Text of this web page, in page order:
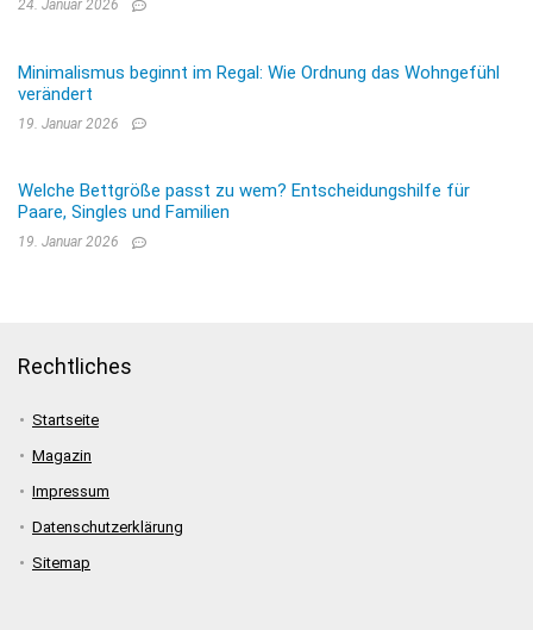
24. Januar 2026
Minimalismus beginnt im Regal: Wie Ordnung das Wohngefühl
verändert
19. Januar 2026
Welche Bettgröße passt zu wem? Entscheidungshilfe für
Paare, Singles und Familien
19. Januar 2026
Rechtliches
Startseite
Magazin
Impressum
Datenschutzerklärung
Sitemap